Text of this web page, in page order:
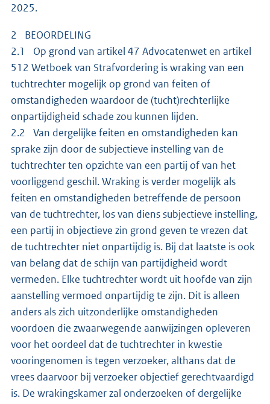
2025.
2 BEOORDELING
2.1 Op grond van artikel 47 Advocatenwet en artikel
512 Wetboek van Strafvordering is wraking van een
tuchtrechter mogelijk op grond van feiten of
omstandigheden waardoor de (tucht)rechterlijke
onpartijdigheid schade zou kunnen lijden.
2.2 Van dergelijke feiten en omstandigheden kan
sprake zijn door de subjectieve instelling van de
tuchtrechter ten opzichte van een partij of van het
voorliggend geschil. Wraking is verder mogelijk als
feiten en omstandigheden betreffende de persoon
van de tuchtrechter, los van diens subjectieve instelling,
een partij in objectieve zin grond geven te vrezen dat
de tuchtrechter niet onpartijdig is. Bij dat laatste is ook
van belang dat de schijn van partijdigheid wordt
vermeden. Elke tuchtrechter wordt uit hoofde van zijn
aanstelling vermoed onpartijdig te zijn. Dit is alleen
anders als zich uitzonderlijke omstandigheden
voordoen die zwaarwegende aanwijzingen opleveren
voor het oordeel dat de tuchtrechter in kwestie
vooringenomen is tegen verzoeker, althans dat de
vrees daarvoor bij verzoeker objectief gerechtvaardigd
is. De wrakingskamer zal onderzoeken of dergelijke